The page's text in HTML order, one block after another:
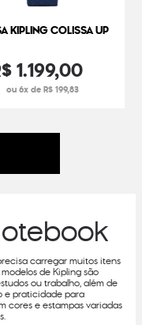
KIPLING COLISSA UP
1.199,00
ou 6x de R$ 199,83
carregar muitos itens
de Kipling são
ou trabalho, além de
e praticidade para
cores e estampas variadas